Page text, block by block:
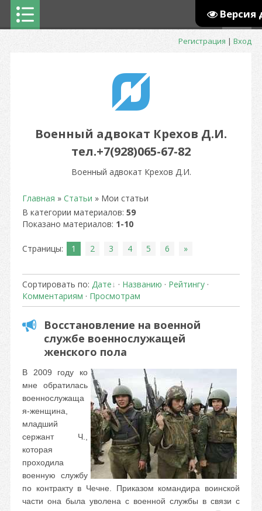
Версия
Регистрация|Вход
Военный адвокат Крехов Д.И.
тел.+7(928)065-67-82
Военный адвокат Крехов Д.И.
Главная » Статьи » Мои статьи
В категории материалов: 59
Показано материалов: 1-10
Страницы: 1 2 3 4 5 6 »
Сортировать по: Дате · Названию · Рейтингу ·
Комментариям · Просмотрам
Восстановление на военной
службе военнослужащей
женского пола
В 2009 году ко
мне обратилась
военнослужаща
я-женщина,
младший
сержант Ч.,
которая
проходила
военную службу
по контракту в Чечне. Приказом командира воинской
части она была уволена с военной службы в связи с